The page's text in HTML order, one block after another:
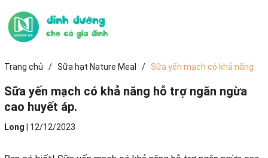
Trang chủ / Sữa hạt Nature Meal /
Sữa yến mạch có khả năng
Sữa yến mạch có khả năng hỗ trợ ngăn ngừa
cao huyết áp.
Long 12/12/2023